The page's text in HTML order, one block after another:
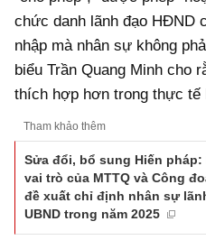
chức danh lãnh đạo HĐND
nhập mà nhân sự không
biểu Trần Quang Minh cho
thích hợp hơn trong thực tế
Tham khảo thêm
Sửa đổi, bổ sung Hiến pháp:
vai trò của MTTQ và Công
đề xuất chỉ định nhân sự
UBND trong năm 2025